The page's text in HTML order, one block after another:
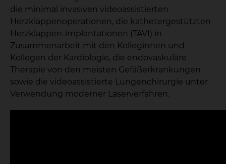
die minimal invasiven videoassistierten
Herzklappenoperationen, die kathetergestützten
Herzklappen-implantationen (TAVI) in
Zusammenarbeit mit den Kolleginnen und
Kollegen der Kardiologie, die endovaskuläre
Therapie von den meisten Gefäßerkrankungen
sowie die videoassistierte Lungenchirurgie unter
Verwendung moderner Laserverfahren.